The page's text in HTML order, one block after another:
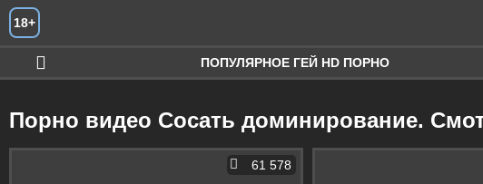
18+
ПОПУЛЯРНОЕ ГЕЙ HD ПОРНО
Порно видео Сосать доминирование.
61 578